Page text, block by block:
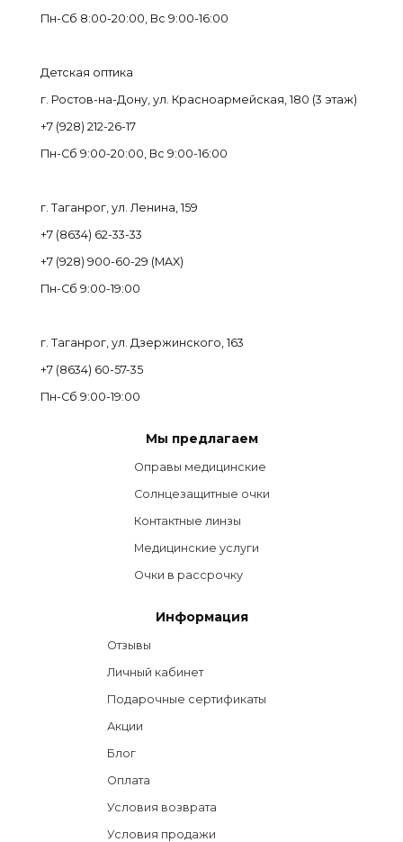
Пн-Cб 8:00-20:00, Вс 9:00-16:00
Детская оптика
г. Ростов-на-Дону, ул. Красноармейская, 180 (3 этаж)
+7 (928) 212-26-17
Пн-Cб 9:00-20:00, Вс 9:00-16:00
г. Таганрог, ул. Ленина, 159
+7 (8634) 62-33-33
+7 (928) 900-60-29 (MAX)
Пн-Cб 9:00-19:00
г. Таганрог, ул. Дзержинского, 163
+7 (8634) 60-57-35
Пн-Сб 9:00-19:00
Мы предлагаем
Оправы медицинские
Солнцезащитные очки
Контактные линзы
Медицинские услуги
Очки в рассрочку
Информация
Отзывы
Личный кабинет
Подарочные сертификаты
Акции
Блог
Оплата
Условия возврата
Условия продажи